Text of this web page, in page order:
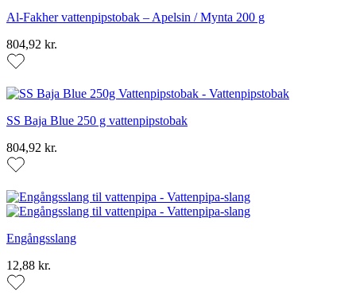
Al-Fakher vattenpipstobak – Apelsin / Mynta 200 g
804,92 kr.
SS Baja Blue 250 g vattenpipstobak
804,92 kr.
Engångsslang
12,88 kr.